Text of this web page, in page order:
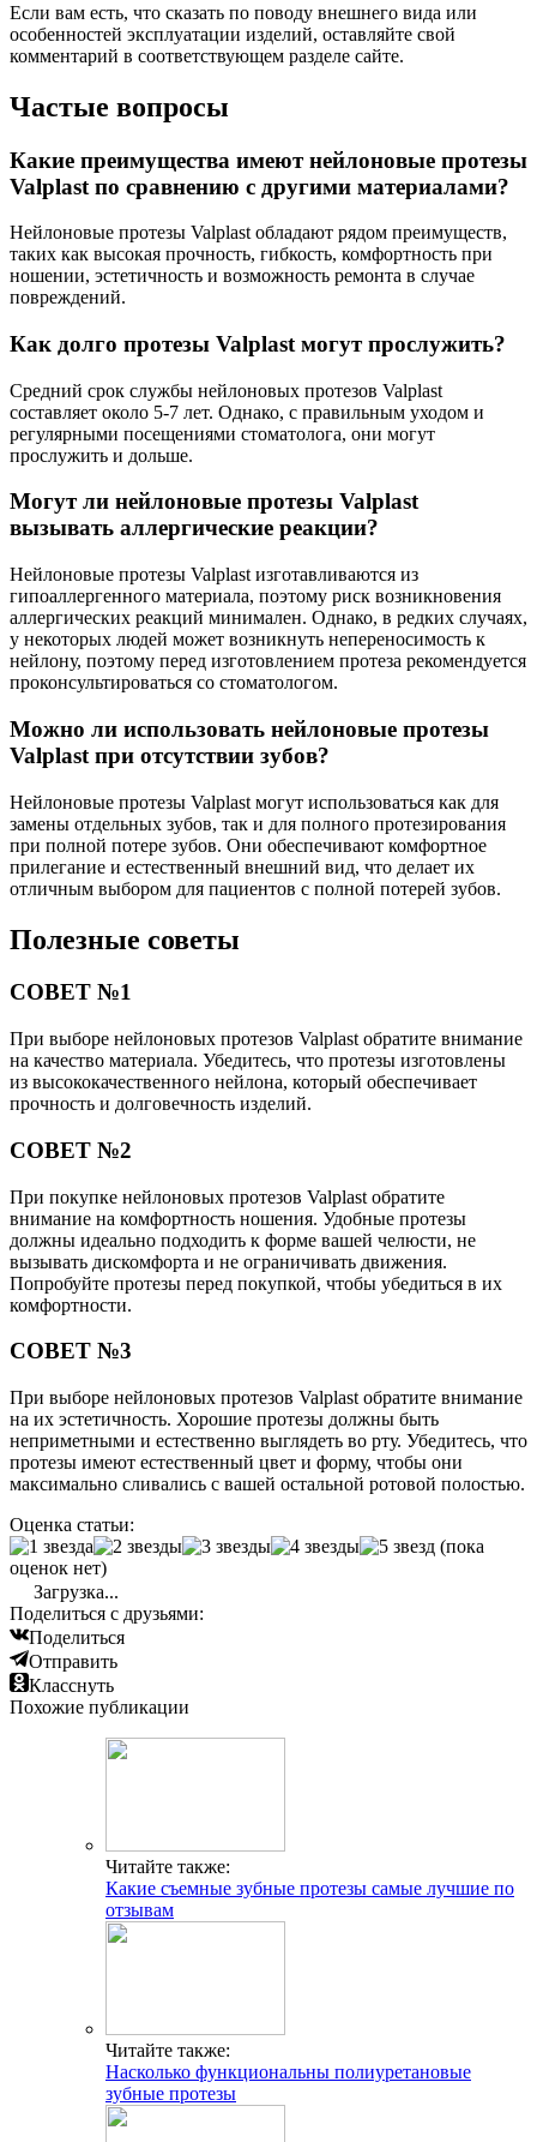
Если вам есть, что сказать по поводу внешнего вида или
особенностей эксплуатации изделий, оставляйте свой
комментарий в соответствующем разделе сайте.
Частые вопросы
Какие преимущества имеют нейлоновые протезы
Valplast по сравнению с другими материалами?
Нейлоновые протезы Valplast обладают рядом преимуществ,
таких как высокая прочность, гибкость, комфортность при
ношении, эстетичность и возможность ремонта в случае
повреждений.
Как долго протезы Valplast могут прослужить?
Средний срок службы нейлоновых протезов Valplast
составляет около 5-7 лет. Однако, с правильным уходом и
регулярными посещениями стоматолога, они могут
прослужить и дольше.
Могут ли нейлоновые протезы Valplast
вызывать аллергические реакции?
Нейлоновые протезы Valplast изготавливаются из
гипоаллергенного материала, поэтому риск возникновения
аллергических реакций минимален. Однако, в редких случаях,
у некоторых людей может возникнуть непереносимость к
нейлону, поэтому перед изготовлением протеза рекомендуется
проконсультироваться со стоматологом.
Можно ли использовать нейлоновые протезы
Valplast при отсутствии зубов?
Нейлоновые протезы Valplast могут использоваться как для
замены отдельных зубов, так и для полного протезирования
при полной потере зубов. Они обеспечивают комфортное
прилегание и естественный внешний вид, что делает их
отличным выбором для пациентов с полной потерей зубов.
Полезные советы
СОВЕТ №1
При выборе нейлоновых протезов Valplast обратите внимание
на качество материала. Убедитесь, что протезы изготовлены
из высококачественного нейлона, который обеспечивает
прочность и долговечность изделий.
СОВЕТ №2
При покупке нейлоновых протезов Valplast обратите
внимание на комфортность ношения. Удобные протезы
должны идеально подходить к форме вашей челюсти, не
вызывать дискомфорта и не ограничивать движения.
Попробуйте протезы перед покупкой, чтобы убедиться в их
комфортности.
СОВЕТ №3
При выборе нейлоновых протезов Valplast обратите внимание
на их эстетичность. Хорошие протезы должны быть
неприметными и естественно выглядеть во рту. Убедитесь, что
протезы имеют естественный цвет и форму, чтобы они
максимально сливались с вашей остальной ротовой полостью.
Оценка статьи:
(пока
оценок нет)
Загрузка...
Поделиться с друзьями:
Поделиться
Отправить
Класснуть
Похожие публикации
Читайте также:
Какие съемные зубные протезы самые лучшие по
отзывам
Читайте также:
Насколько функциональны полиуретановые
зубные протезы